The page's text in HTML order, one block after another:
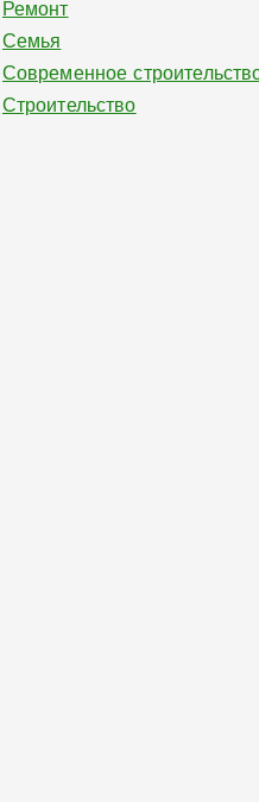
Ремонт
Семья
Современное
Строительство